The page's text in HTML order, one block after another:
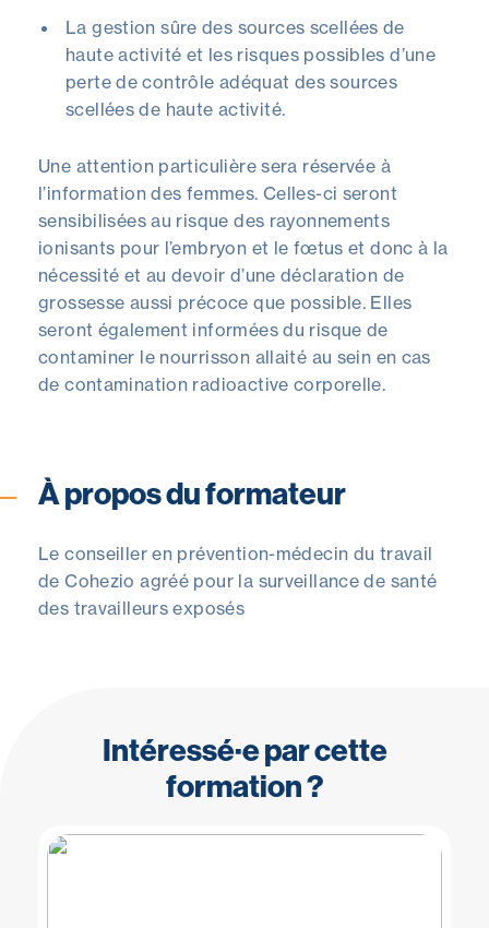
La gestion sûre des sources scellées de
haute activité et les risques possibles d’une
perte de contrôle adéquat des sources
scellées de haute activité.
Une attention particulière sera réservée à
l’information des femmes. Celles-ci seront
sensibilisées au risque des rayonnements
ionisants pour l’embryon et le fœtus et donc à la
nécessité et au devoir d’une déclaration de
grossesse aussi précoce que possible. Elles
seront également informées du risque de
contaminer le nourrisson allaité au sein en cas
de contamination radioactive corporelle.
À propos du formateur
Le conseiller en prévention-médecin du travail
de Cohezio agréé pour la surveillance de santé
des travailleurs exposés
Intéressé·e par cette
formation ?